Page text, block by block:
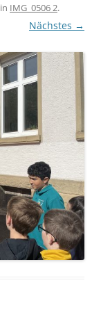
in IMG_0506 2.
Nächstes →